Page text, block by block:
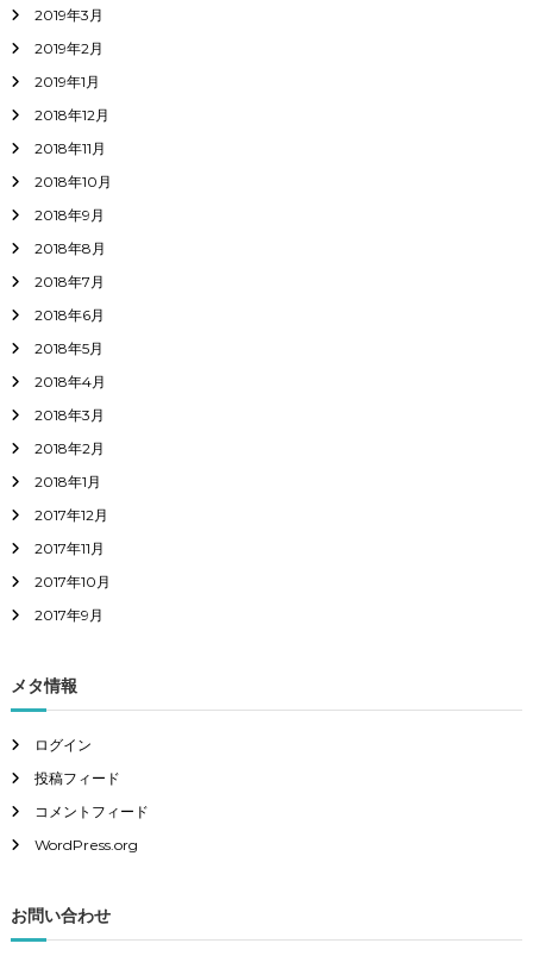
2019年3月
2019年2月
2019年1月
2018年12月
2018年11月
2018年10月
2018年9月
2018年8月
2018年7月
2018年6月
2018年5月
2018年4月
2018年3月
2018年2月
2018年1月
2017年12月
2017年11月
2017年10月
2017年9月
メタ情報
ログイン
投稿フィード
コメントフィード
WordPress.org
お問い合わせ